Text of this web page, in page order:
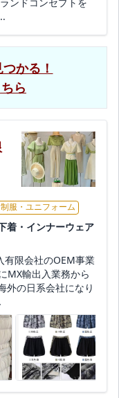
かる！
ら
制服・ユニフォーム
着・インナーウェア
有限会社のOEM事業
MX輸出入業務から
外の日系会社になり